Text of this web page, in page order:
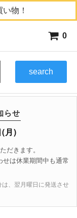
物！
0
search
らせ
月)
だきます。
は休業期間中も通常
、翌月曜日に発送させ